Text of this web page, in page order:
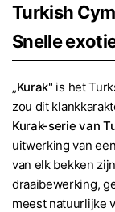
Turkish
Snelle
„Kurak" is het
zou dit
Kurak-serie van
uitwerking van
van elk bekken
draaibewerking,
meest natuurlijke